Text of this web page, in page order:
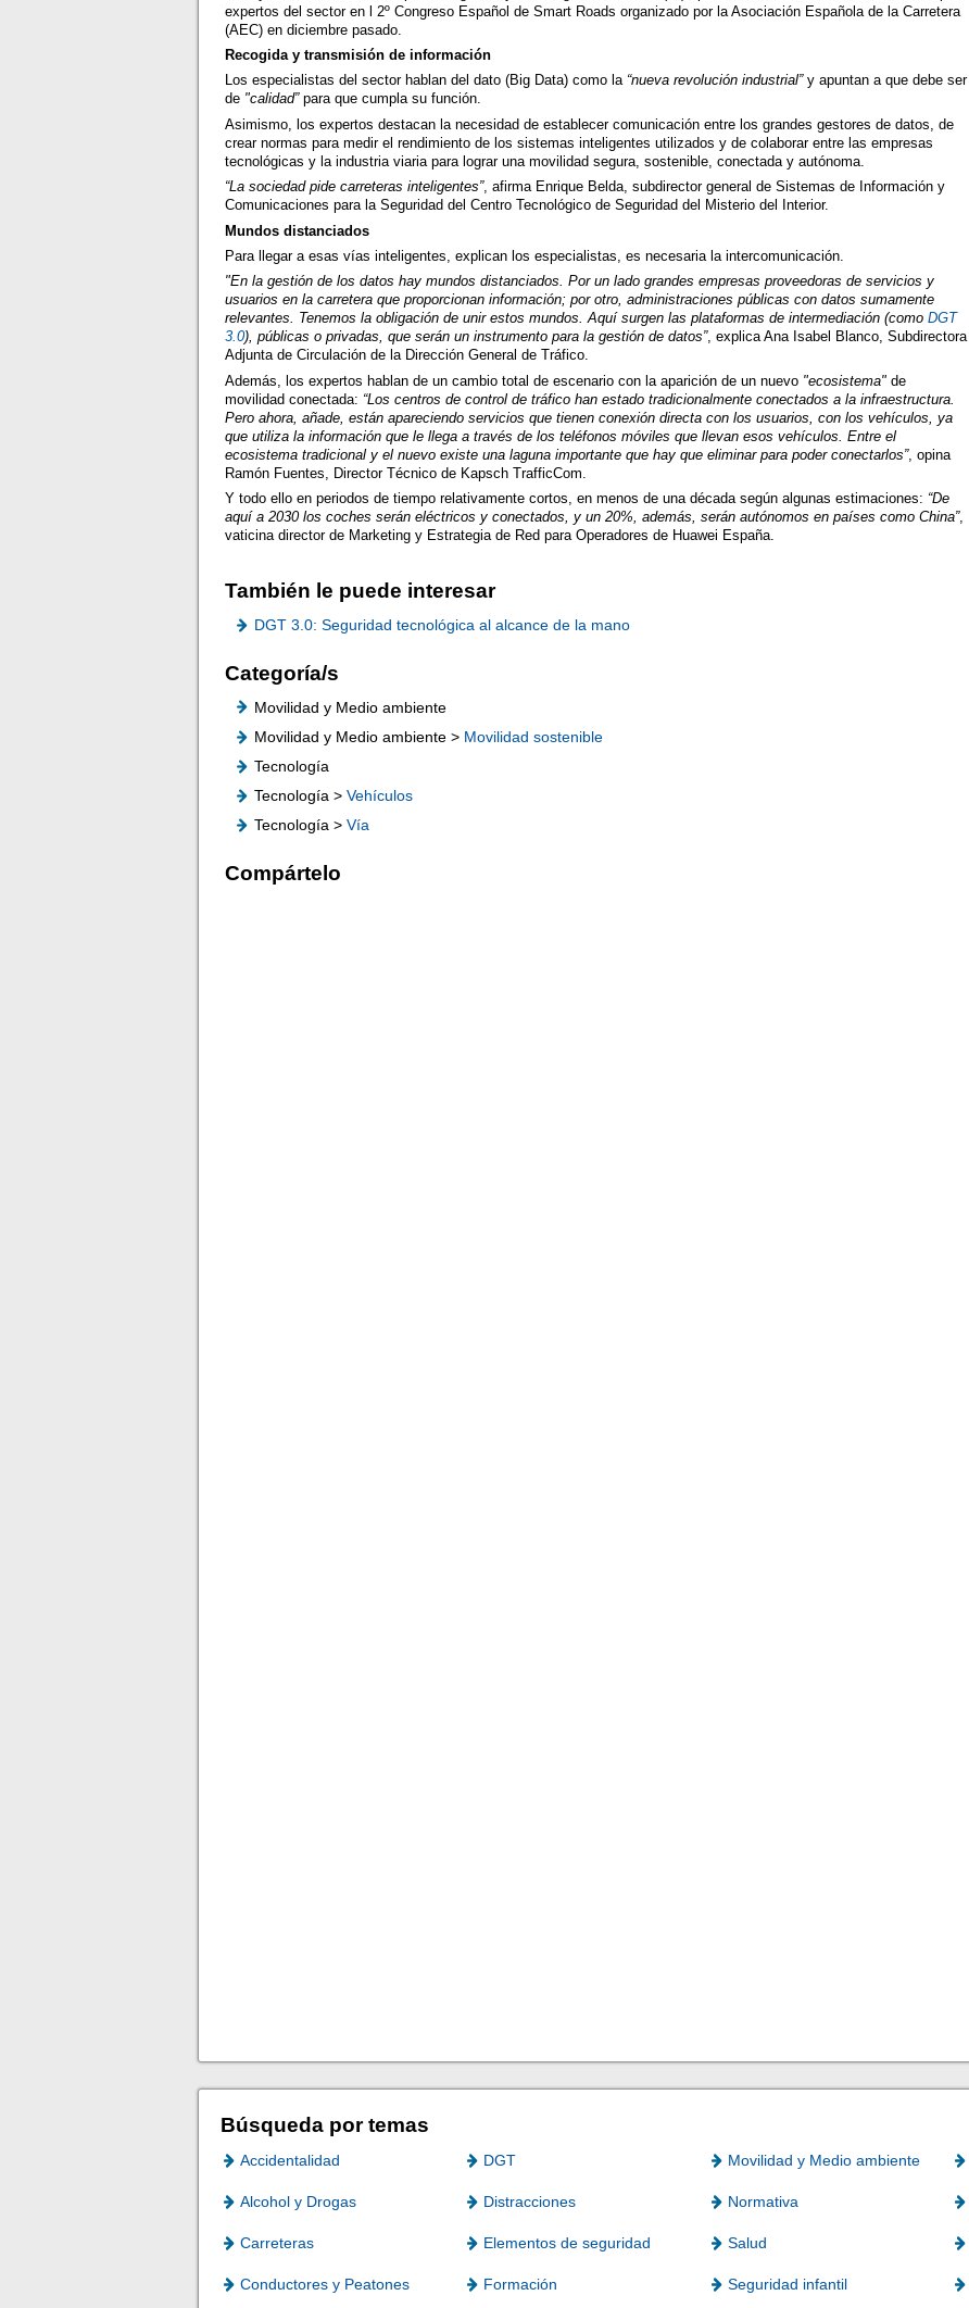
expertos del sector en l 2º Congreso Español de Smart Roads organizado por la Asociación Española de la Carretera
(AEC) en diciembre pasado.
Recogida y transmisión de información
Los especialistas del sector hablan del dato (Big Data) como la “nueva revolución industrial”y apuntan a que debe ser
de "calidad”para que cumpla su función.
Asimismo, los expertos destacan la necesidad de establecer comunicación entre los grandes gestores de datos, de
crear normas para medir el rendimiento de los sistemas inteligentes utilizados y de colaborar entre las empresas
tecnológicas y la industria viaria para lograr una movilidad segura, sostenible, conectada y autónoma.
“La sociedad pide carreteras inteligentes”, afirma Enrique Belda, subdirector general de Sistemas de Información y
Comunicaciones para la Seguridad del Centro Tecnológico de Seguridad del Misterio del Interior.
Mundos distanciados
Para llegar a esas vías inteligentes, explican los especialistas, es necesaria la intercomunicación.
"En la gestión de los datos hay mundos distanciados. Por un lado grandes empresas proveedoras de servicios y
usuarios en la carretera que proporcionan información; por otro, administraciones públicas con datos sumamente
relevantes. Tenemos la obligación de unir estos mundos. Aquí surgen las plataformas de intermediación (comoDGT
3.0), públicas o privadas, que serán un instrumento para la gestión de datos”, explica Ana Isabel Blanco, Subdirectora
Adjunta de Circulación de la Dirección General de Tráfico.
Además, los expertos hablan de un cambio total de escenario con la aparición de un nuevo "ecosistema" de
movilidad conectada: “Los centros de control de tráfico han estado tradicionalmente conectados a la infraestructura.
Pero ahora, añade, están apareciendo servicios que tienen conexión directa con los usuarios, con los vehículos, ya
que utiliza la información que le llega a través de los teléfonos móviles que llevan esos vehículos. Entre el
ecosistema tradicional y el nuevo existe una laguna importante que hay que eliminar para poder conectarlos”, opina
Ramón Fuentes, Director Técnico de Kapsch TrafficCom.
Y todo ello en periodos de tiempo relativamente cortos, en menos de una década según algunas estimaciones: “De
aquí a 2030 los coches serán eléctricos y conectados, y un 20%, además, serán autónomos en países como China”,
vaticina director de Marketing y Estrategia de Red para Operadores de Huawei España.
También le puede interesar
DGT 3.0: Seguridad tecnológica al alcance de la mano
Categoría/s
Movilidad y Medio ambiente
Movilidad y Medio ambiente > Movilidad sostenible
Tecnología
Tecnología >Vehículos
Tecnología >Vía
Compártelo
Búsqueda por temas
Accidentalidad DGT Movilidad y Medio ambiente
Alcohol y Drogas Distracciones Normativa
Carreteras Elementos de seguridad Salud
Conductores y Peatones Formación Seguridad infantil